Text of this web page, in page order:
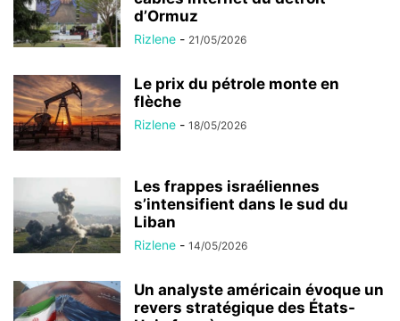
d’Ormuz
Rizlene - 21/05/2026
Le prix du pétrole monte en
flèche
Rizlene - 18/05/2026
Les frappes israéliennes
s’intensifient dans le sud du
Liban
Rizlene - 14/05/2026
Un analyste américain évoque un
revers stratégique des États-